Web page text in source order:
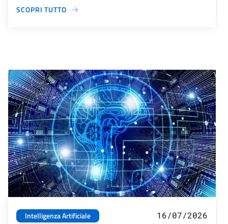
SCOPRI TUTTO
Intelligenza Artificiale
16/07/2026